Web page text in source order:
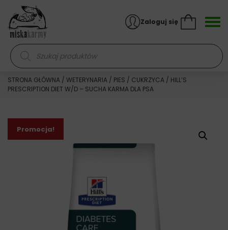
Skocz do treści
Wyszukiwarka produktów
Zaloguj się
STRONA GŁÓWNA / WETERYNARIA / PIES / CUKRZYCA / HILL’S
PRESCRIPTION DIET W/D – SUCHA KARMA DLA PSA
Promocja!